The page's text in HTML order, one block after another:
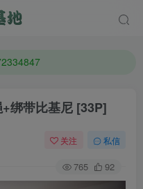
时查看最新站点。
绑带比基尼 [33P]
关注 私信
765 92